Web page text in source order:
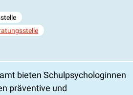
bieten Schulpsychologinnen
präventive und